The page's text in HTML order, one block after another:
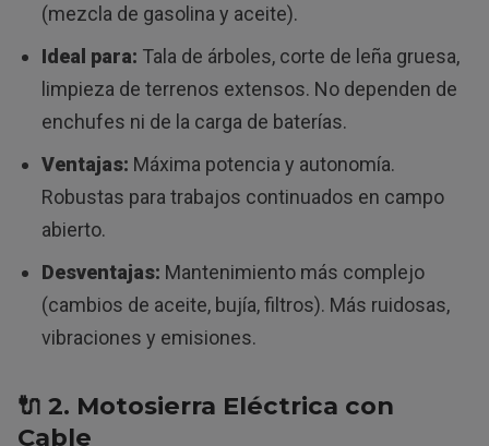
(mezcla de gasolina y aceite).
Ideal para: Tala de árboles, corte de leña gruesa,
limpieza de terrenos extensos. No dependen de
enchufes ni de la carga de baterías.
Ventajas: Máxima potencia y autonomía.
Robustas para trabajos continuados en campo
abierto.
Desventajas: Mantenimiento más complejo
(cambios de aceite, bujía, filtros). Más ruidosas,
vibraciones y emisiones.
🔌 2. Motosierra Eléctrica con
Cable